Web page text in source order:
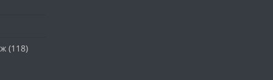
(118)